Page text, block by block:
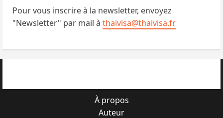
Pour vous inscrire à la newsletter, envoyez
"Newsletter" par mail à thaivisa@thaivisa.fr
À propos
Auteur